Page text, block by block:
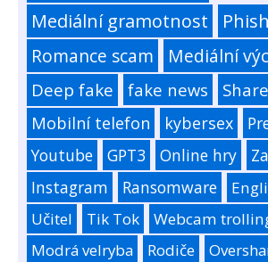
Mediální gramotnost
Romance scam
Mediální
Deep fake fake news
Mobilní telefon kybersex
Youtube
GPT3 Online hry
Instagram
Ransomware
Učitel
Tik Tok Webcam
Modrá velryba
Rodiče